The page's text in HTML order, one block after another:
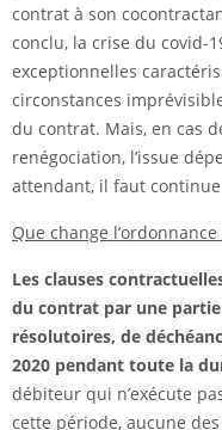
contrat à son
conclu, la crise du covid-
exceptionnelles
circonstances
du contrat. Mais, en cas
renégociation, l’issue
attendant, il faut
Que change
Les clauses
du contrat par une partie
résolutoires, de
2020 pendant toute la
débiteur qui n’exécute
cette période, aucune